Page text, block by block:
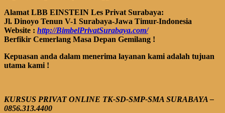
Alamat LBB EINSTEIN Les Privat Surabaya:
Jl. Dinoyo Tenun V-1 Surabaya-Jawa Timur-Indonesia
Website : http://BimbelPrivatSurabaya.com/
Berfikir Cemerlang Masa Depan Gemilang !
Kepuasan anda dalam menerima layanan kami adalah tujuan
utama kami !
KURSUS PRIVAT ONLINE TK-SD-SMP-SMA SURABAYA –
0856.313.4400